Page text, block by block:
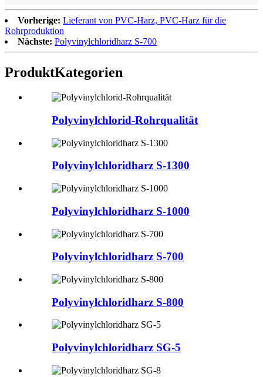
Vorherige: Lieferant von PVC-Harz, PVC-Harz für die
Rohrproduktion
Nächste: Polyvinylchloridharz S-700
ProduktKategorien
Polyvinylchlorid-Rohrqualität
Polyvinylchloridharz S-1300
Polyvinylchloridharz S-1000
Polyvinylchloridharz S-700
Polyvinylchloridharz S-800
Polyvinylchloridharz SG-5